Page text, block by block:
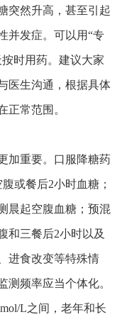
突然升高，甚至引起
并发症。可以用“专
时用药。建议大家
医生沟通，根据具体
正常范围。
重要。口服降糖药
或餐后2小时血糖；
晨起空腹血糖；预混
和三餐后2小时以及
进食改变等特殊情
测频率应当个体化。
L之间，老年和长